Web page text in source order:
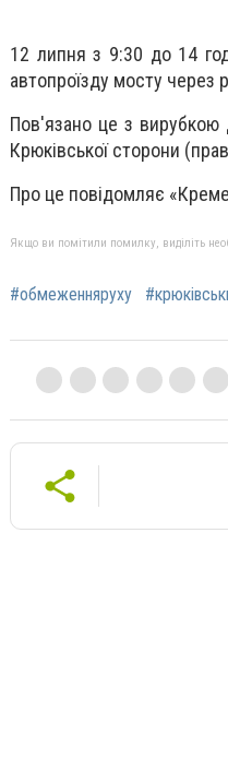
12 липня з 9:30 до 14
автопроїзду мосту через
Пов'язано це з вирубкою
Крюківської сторони
Про це повідомляє
Якщо ви помітили помилку, виділіть
#обмеженняруху